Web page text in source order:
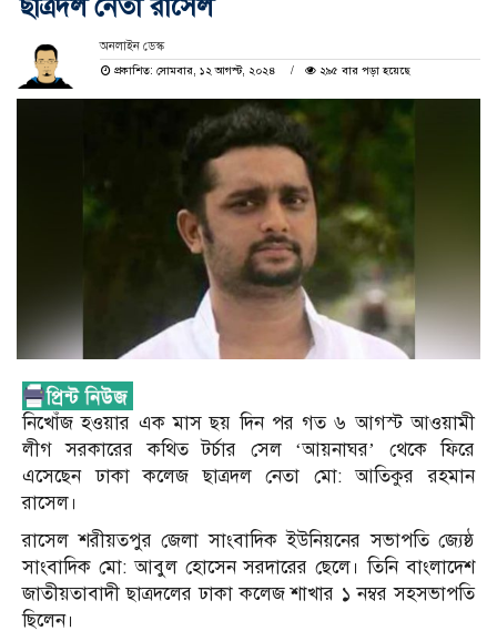
ছাত্রদল নেতা রাসেল
অনলাইন ডেস্ক
প্রকাশিত: সোমবার, ১২ আগস্ট, ২০২৪
২৯৫ বার পড়া হয়েছে
নিখোঁজ হওয়ার এক মাস ছয় দিন পর গত ৬ আগস্ট আওয়ামী
লীগ সরকারের কথিত টর্চার সেল ‘আয়নাঘর’ থেকে ফিরে
এসেছেন ঢাকা কলেজ ছাত্রদল নেতা মো: আতিকুর রহমান
রাসেল।
রাসেল শরীয়তপুর জেলা সাংবাদিক ইউনিয়নের সভাপতি জ্যেষ্ঠ
সাংবাদিক মো: আবুল হোসেন সরদারের ছেলে। তিনি বাংলাদেশ
জাতীয়তাবাদী ছাত্রদলের ঢাকা কলেজ শাখার ১ নম্বর সহসভাপতি
ছিলেন।